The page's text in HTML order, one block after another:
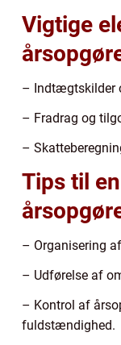
Vigtige
– Indtægtskilder
– Fradrag og
–
Tips til
– Organisering
– Udførelse af
– Kontrol af
fuldstændighed.